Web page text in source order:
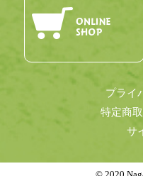
プライ
特定商
サ